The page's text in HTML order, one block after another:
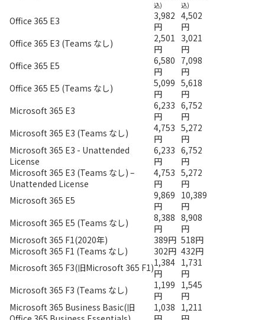
込)
込)
Office 365 E3
3,982
円
4,502
円
Office 365 E3 (Teams なし)
2,501
円
3,021
円
Office 365 E5
6,580
円
7,098
円
Office 365 E5 (Teams なし)
5,099
円
5,618
円
Microsoft 365 E3
6,233
円
6,752
円
Microsoft 365 E3 (Teams なし)
4,753
円
5,272
円
Microsoft 365 E3 - Unattended
License
6,233
円
6,752
円
Microsoft 365 E3 (Teams なし) –
Unattended License
4,753
円
5,272
円
Microsoft 365 E5
9,869
円
10,389
円
Microsoft 365 E5 (Teams なし)
8,388
円
8,908
円
Microsoft 365 F1(2020年)
389円 518円
Microsoft 365 F1 (Teams なし)
302円 432円
Microsoft 365 F3(旧Microsoft 365 F1)1,384
円
1,731
円
Microsoft 365 F3 (Teams なし)
1,199
円
1,545
円
Microsoft 365 Business Basic(旧
1,038 1,211